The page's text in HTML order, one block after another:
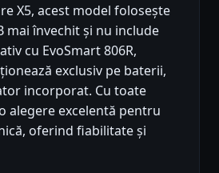
X5, acest model folosește
mai învechit și nu include
cu EvoSmart 806R,
exclusiv pe baterii,
incorporat. Cu toate
alegere excelentă pentru
oferind fiabilitate și